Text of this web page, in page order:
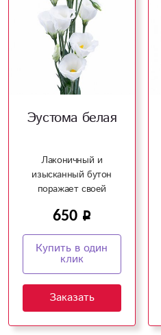
Эустома белая
Лаконичный и
изысканный бутон
поражает своей
совершенством!
650
Купить в один
клик
Заказать